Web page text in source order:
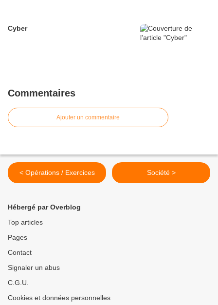
Cyber
Commentaires
Ajouter un commentaire
< Opérations / Exercices Société >
Hébergé par Overblog
Top articles
Pages
Contact
Signaler un abus
C.G.U.
Cookies et données personnelles